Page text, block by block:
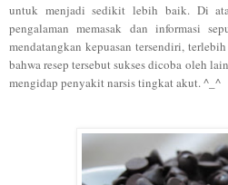
untuk menjadi sedikit lebih baik. Di
pengalaman memasak dan informasi
mendatangkan kepuasan tersendiri,
bahwa resep tersebut sukses dicoba oleh
mengidap penyakit narsis tingkat akut. ^_^